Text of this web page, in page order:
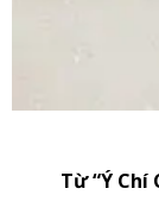
Từ “Ý